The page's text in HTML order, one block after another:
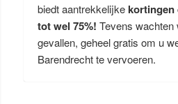
biedt aantrekkelijkekortingen
tot wel 75%! Tevens wachten
gevallen, geheel gratis om u
Barendrecht te vervoeren.